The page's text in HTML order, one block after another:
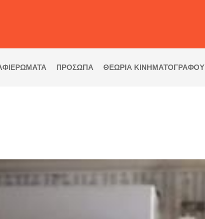
ΠΡΟΣΩΠΑ ΘΕΩΡΙΑ ΚΙΝΗΜΑΤΟΓΡΑΦΟΥ